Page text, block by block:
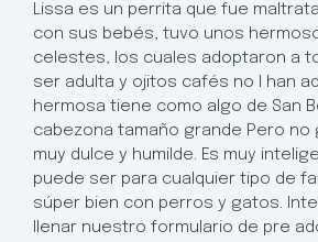
Lissa es un perrita que fue
con sus bebés, tuvo unos
celestes, los cuales adoptaron a
ser adulta y ojitos cafés no l han
hermosa tiene como algo de San
cabezona tamaño grande Pero
muy dulce y humilde. Es muy
puede ser para cualquier tipo de
súper bien con perros y gatos.
llenar nuestro formulario de pre